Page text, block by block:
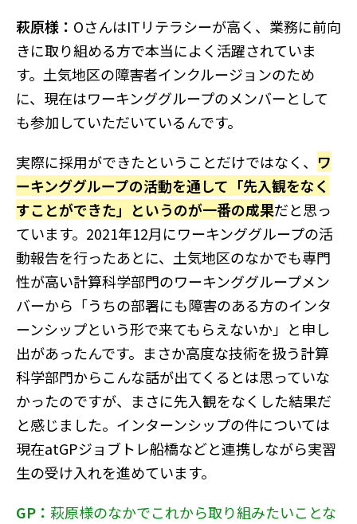
萩原様： OさんはITリテラシーが高く、業務に前向
きに取り組める方で本当によく活躍されていま
す。土気地区の障害者インクルージョンのため
に、現在はワーキンググループのメンバーとして
も参加していただいているんです。
実際に採用ができたということだけではなく、 ワ
ーキンググループの活動を通して「先入観をなく
すことができた」というのが一番の成果だと思っ
ています。2021年12月にワーキンググループの活
動報告を行ったあとに、土気地区のなかでも専門
性が高い計算科学部門のワーキンググループメン
バーから「うちの部署にも障害のある方のインタ
ーンシップという形で来てもらえないか」と申し
出があったんです。まさか高度な技術を扱う計算
科学部門からこんな話が出てくるとは思っていな
かったのですが、まさに先入観をなくした結果だ
と感じました。インターンシップの件については
現在atGPジョブトレ船橋などと連携しながら実習
生の受け入れを進めています。
GP： 萩原様のなかでこれから取り組みたいことな